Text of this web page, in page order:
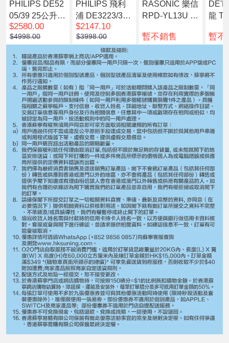
PHILIPS DE52
05/39 25公升 2
合1抗敏空氣淨
化家用抽濕機/
$2580.00
$4998.00
PHILIPS 飛利
浦 DE3223/30
3000系列 30公
升 抽濕機
$2147.10
$3998.00
RASONIC 樂信
RPD-YL13U 壓
公升
暫不銷售
龍
公升
暫不